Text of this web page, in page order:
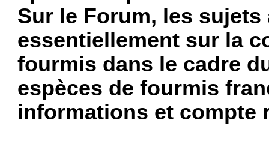
Sur le Forum, les
essentiellement sur la
fourmis dans le cadre
espèces de fourmis
informations et compte